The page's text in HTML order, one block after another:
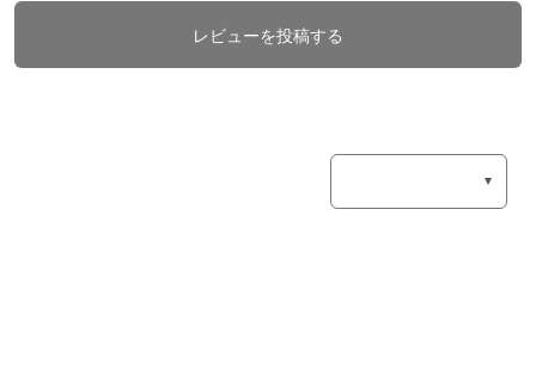
レビューを投稿する